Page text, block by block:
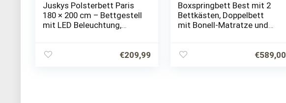
Juskys Polsterbett Paris
180 × 200 cm – Bettgestell
mit LED Beleuchtung,
Bett Doppelbett
€209,99
Boxspringbett Best mit 2
Bettkästen, Doppelbett
mit Bonell-Matratze und
Schlafzimmer (Schwarz…
€589,00